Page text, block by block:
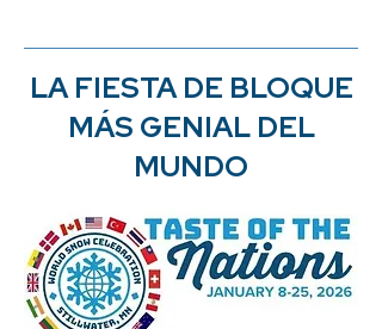
LA FIESTA DE BLOQUE
MÁS GENIAL DEL
MUNDO